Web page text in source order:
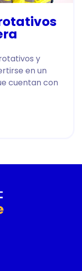
y
en un
cuentan con